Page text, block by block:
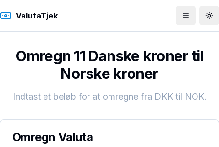
ValutaTjek Åbn menu
Omregn 11 Danske kroner til
Norske kroner
Indtast et beløb for at omregne fra DKKtil NOK.
Omregn Valuta